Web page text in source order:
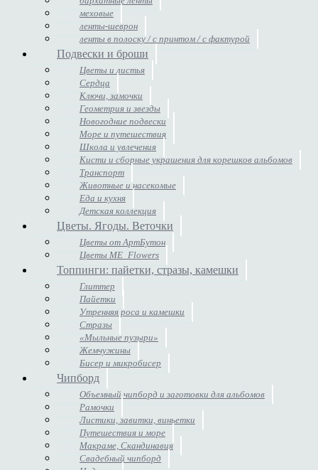
меховые
ленты-шеврон
ленты в полоску / с принтом / с фактурой
Подвески и броши
Цветы и листья
Сердца
Ключи, замочки
Геометрия и звезды
Новогодние подвески
Море и путешествия
Школа и увлечения
Кисти и сборные украшения для корешков альбомов
Транспорт
Животные и насекомые
Еда и кухня
Детская коллекция
Цветы. Ягоды. Веточки
Цветы от АртБутон
Цветы ME_Flowers
Топпинги: пайетки, стразы, камешки
Глиттер
Пайетки
Утренняя роса и камешки
Стразы
«Мыльные пузыри»
Жемчужины
Бисер и микробисер
Чипборд
Объемный чипборд и заготовки для альбомов
Рамочки
Листики, завитки, виньетки
Путешествия и море
Макраме, Скандинавия
Свадебный чипборд